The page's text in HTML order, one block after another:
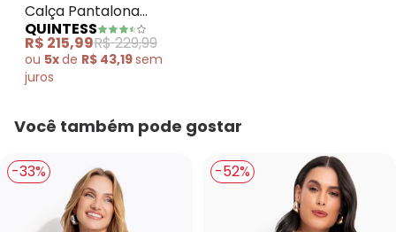
Calça Pantalona
Alfaiataria Preta com
Costura Contrastante
e Bolsos
QUINTESS
R$ 215,99R$ 229,99
ou 5xde R$ 43,19sem
juros
Você também pode gostar
-33% -52%